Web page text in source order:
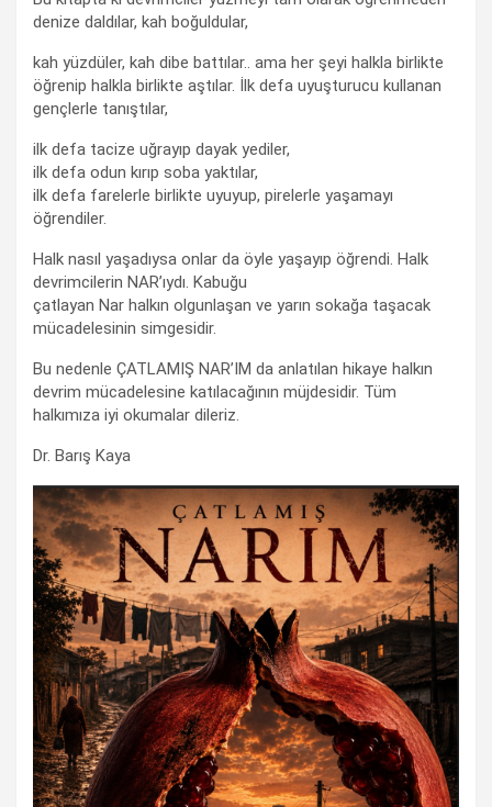
denize daldılar, kah boğuldular,
kah yüzdüler, kah dibe battılar.. ama her şeyi halkla birlikte
öğrenip halkla birlikte aştılar. İlk defa uyuşturucu kullanan
gençlerle tanıştılar,
ilk defa tacize uğrayıp dayak yediler,
ilk defa odun kırıp soba yaktılar,
ilk defa farelerle birlikte uyuyup, pirelerle yaşamayı
öğrendiler.
Halk nasıl yaşadıysa onlar da öyle yaşayıp öğrendi. Halk
devrimcilerin NAR’ıydı. Kabuğu
çatlayan Nar halkın olgunlaşan ve yarın sokağa taşacak
mücadelesinin simgesidir.
Bu nedenle ÇATLAMIŞ NAR’IM da anlatılan hikaye halkın
devrim mücadelesine katılacağının müjdesidir. Tüm
halkımıza iyi okumalar dileriz.
Dr. Barış Kaya